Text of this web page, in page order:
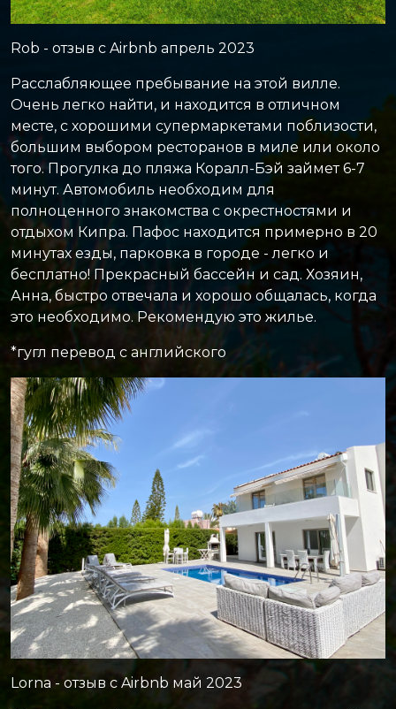
Rob - отзыв с Airbnb апрель 2023
Расслабляющее пребывание на этой вилле.
Очень легко найти, и находится в отличном
месте, с хорошими супермаркетами поблизости,
большим выбором ресторанов в миле или около
того. Прогулка до пляжа Коралл-Бэй займет 6-7
минут. Автомобиль необходим для
полноценного знакомства с окрестностями и
отдыхом Кипра. Пафос находится примерно в 20
минутах езды, парковка в городе - легко и
бесплатно! Прекрасный бассейн и сад. Хозяин,
Анна, быстро отвечала и хорошо общалась, когда
это необходимо. Рекомендую это жилье.
*гугл перевод с английского
Lorna - отзыв с Airbnb май 2023